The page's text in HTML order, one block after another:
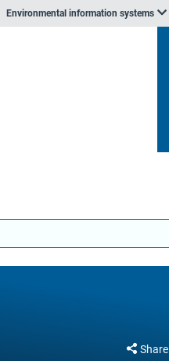
Environmental information systems
Share